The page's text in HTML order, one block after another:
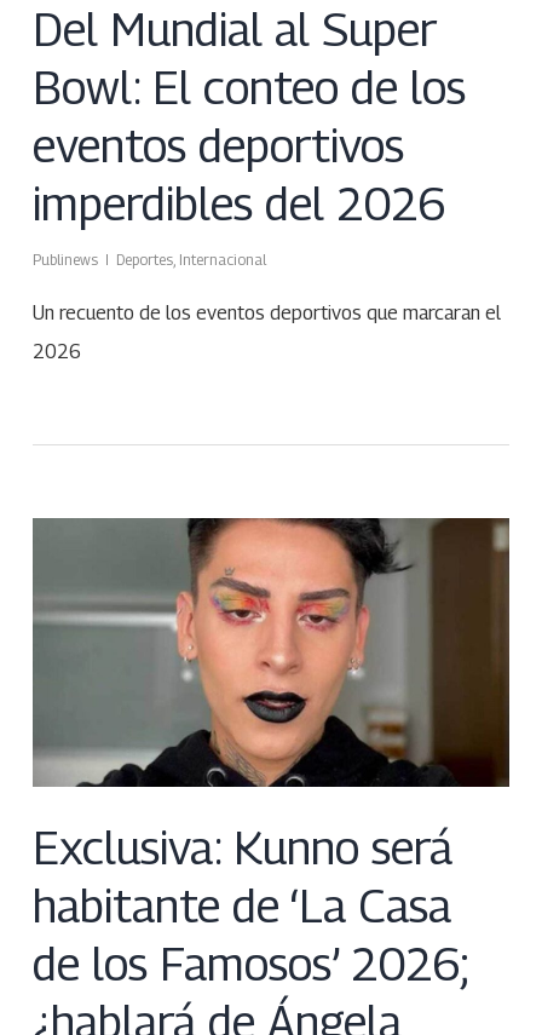
Del Mundial al Super
Bowl: El conteo de los
eventos deportivos
imperdibles del 2026
Publinews Deportes, Internacional
Un recuento de los eventos deportivos que marcaran el
2026
Exclusiva: Kunno será
habitante de ‘La Casa
de los Famosos’ 2026;
¿hablará de Ángela